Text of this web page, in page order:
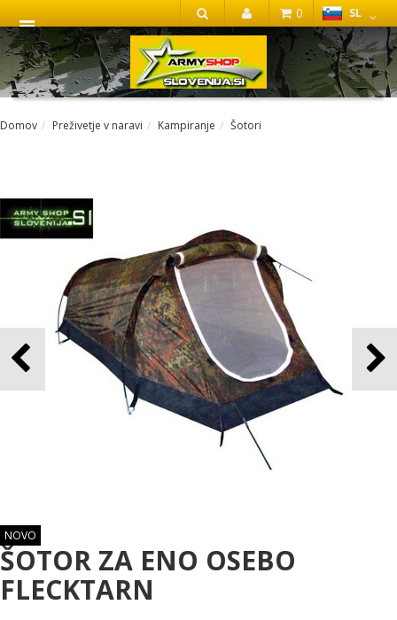
IŠČI
SL
0
Domov Preživetje v naravi Kampiranje Šotori
NOVO
ŠOTOR ZA ENO OSEBO
FLECKTARN